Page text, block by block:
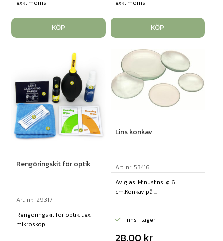
exkl moms
KÖP
exkl moms
KÖP
Rengöringskit för optik
Art. nr: 129317
Rengöringskit för optik, t.ex.
mikroskop...
Lins konkav
Art. nr: 53416
Av glas. Minuslins. ø 6
cm.Konkav på ...
Finns i lager
28,00 kr